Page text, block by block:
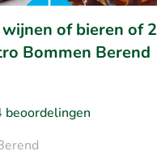
of bieren of 2
Bommen Berend
beoordelingen